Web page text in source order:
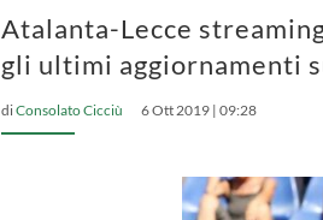
Atalanta-Lecce
gli ultimi aggiornamenti
diConsolato Cicciù 6 Ott 2019 | 09:28